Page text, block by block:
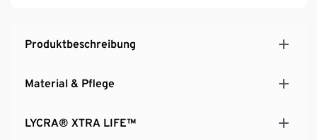
Gr. 48 empfehlen wir 85–95 Cup D–E
Produktbeschreibung
Material & Pflege
LYCRA® XTRA LIFE™